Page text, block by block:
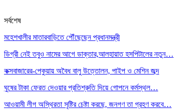
সর্বশেষ
মহেশখালীর মাতারবাড়িতে পৌঁছেছেন প্রধানমন্ত্রী
ডিগ্রী নেই তবুও নামের আগে ডাক্তার,আলহায়াত হসপিটালের নতুন…
কক্সবাজারের-পেকুয়ায় অবৈধ বালু উত্তোলন, পাইপ ও মেশিন জব্দ
ঘুষের টাকা ফেরত দেওয়ার প্রতিশ্রুতি দিয়ে গোপনে কর্মস্থল…
আওয়ামী লীগ অস্থিরতা সৃষ্টির চেষ্টা করছে, জনগণ তা গ্রহণ করবে…